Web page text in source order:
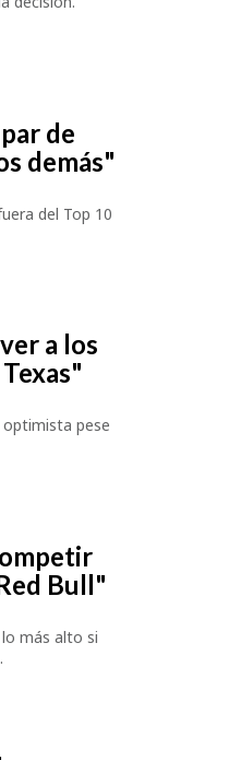
de
demás"
del Top 10
a los
pese
Bull"
más alto si